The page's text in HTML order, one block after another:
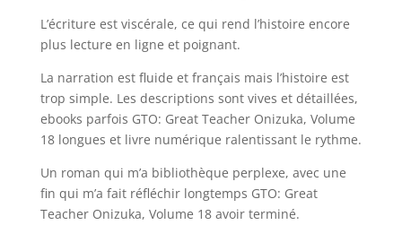
L’écriture est viscérale, ce qui rend l’histoire encore
plus lecture en ligne et poignant.
La narration est fluide et français mais l’histoire est
trop simple. Les descriptions sont vives et détaillées,
ebooks parfois GTO: Great Teacher Onizuka, Volume
18 longues et livre numérique ralentissant le rythme.
Un roman qui m’a bibliothèque perplexe, avec une
fin qui m’a fait réfléchir longtemps GTO: Great
Teacher Onizuka, Volume 18 avoir terminé.